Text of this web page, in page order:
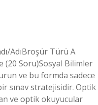
AdıBroşür Türü A
(20 Soru)Sosyal Bilimler
ve bu formda sadece
sınav stratejisidir. Optik
ve optik okuyucular